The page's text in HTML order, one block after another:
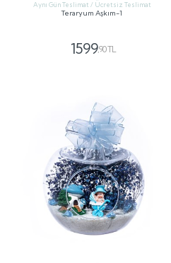
Aynı Gün Teslimat / Ücretsiz Teslimat
Teraryum Aşkım-1
1599,90 TL